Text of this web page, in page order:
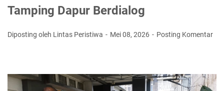
Tamping Dapur Berdialog
Diposting oleh Lintas Peristiwa Mei 08, 2026 Posting Komentar